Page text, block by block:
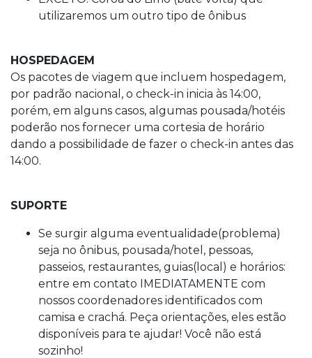
utilizaremos um outro tipo de ônibus
HOSPEDAGEM
Os pacotes de viagem que incluem hospedagem,
por padrão nacional, o check-in inicia às 14:00,
porém, em alguns casos, algumas pousada/hotéis
poderão nos fornecer uma cortesia de horário
dando a possibilidade de fazer o check-in antes das
14:00.
SUPORTE
Se surgir alguma eventualidade(problema)
seja no ônibus, pousada/hotel, pessoas,
passeios, restaurantes, guias(local) e horários:
entre em contato IMEDIATAMENTE com
nossos coordenadores identificados com
camisa e crachá. Peça orientações, eles estão
disponíveis para te ajudar! Você não está
sozinho!